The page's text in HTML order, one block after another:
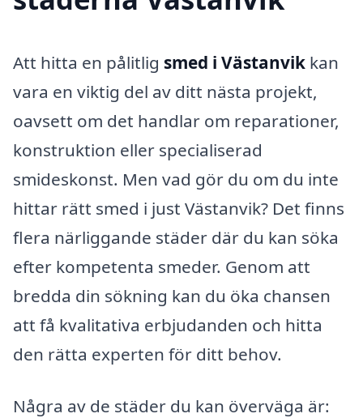
Att hitta en pålitlig smed i Västanvik kan
vara en viktig del av ditt nästa projekt,
oavsett om det handlar om reparationer,
konstruktion eller specialiserad
smideskonst. Men vad gör du om du inte
hittar rätt smed i just Västanvik? Det finns
flera närliggande städer där du kan söka
efter kompetenta smeder. Genom att
bredda din sökning kan du öka chansen
att få kvalitativa erbjudanden och hitta
den rätta experten för ditt behov.
Några av de städer du kan överväga är: